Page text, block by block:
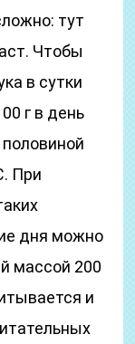
тут
Чтобы
в сутки
г в день
При
дня можно
массой 200
и